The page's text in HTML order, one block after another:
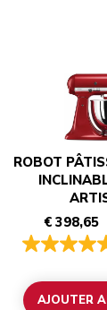
ROBOT
€ 398,65
AJOUTER